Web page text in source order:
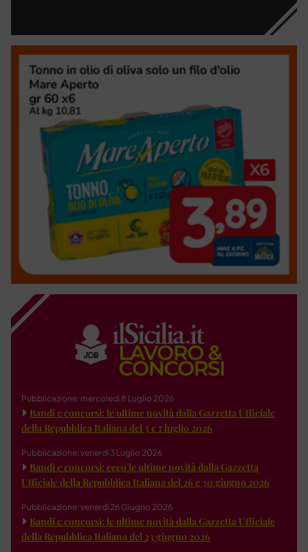
Pubblicazione: mercoledì 8 Luglio 2026
Bandi e concorsi: le ultime novità dalla Gazzetta Ufficiale
della Repubblica Italiana del 3 e 7 luglio 2026
Pubblicazione: venerdì 3 Luglio 2026
Bandi e concorsi: ecco le ultime novità dalla Gazzetta
Ufficiale della Repubblica Italiana del 26 e 30 giugno 2026
Pubblicazione: venerdì 26 Giugno 2026
Bandi e concorsi: le ultime novità dalla Gazzetta Ufficiale
della Repubblica Italiana del 23 giugno 2026